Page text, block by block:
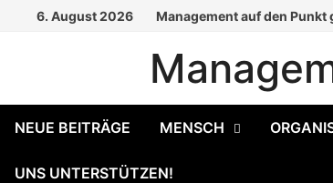
6. August 2026 Management auf den Punkt
NEUE BEITRÄGE MENSCH
UNS UNTERSTÜTZEN!